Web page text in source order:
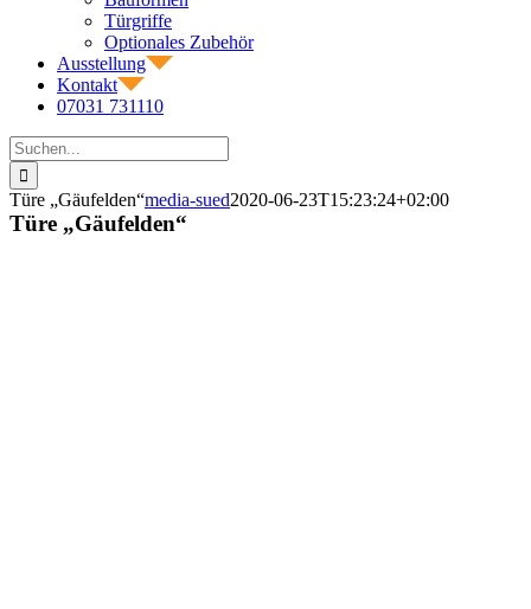
Türgriffe
Optionales Zubehör
Ausstellung
Kontakt
07031 731110
Suche
nach:
Türe „Gäufelden“media-sued2020-06-23T15:23:24+02:00
Türe „Gäufelden“